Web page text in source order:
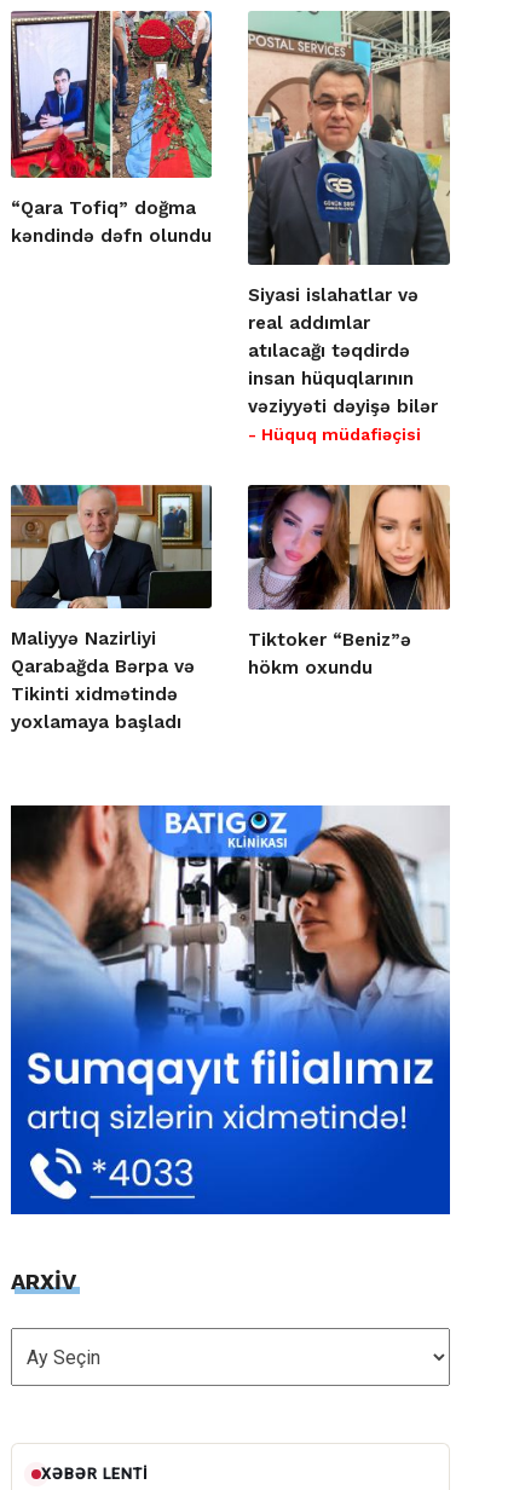
“Qara Tofiq” doğma
kəndində dəfn olundu
Siyasi islahatlar və
real addımlar
atılacağı təqdirdə
insan hüquqlarının
vəziyyəti dəyişə bilər
- Hüquq müdafiəçisi
Maliyyə Nazirliyi
Qarabağda Bərpa və
Tikinti xidmətində
yoxlamaya başladı
Tiktoker “Beniz”ə
hökm oxundu
ARXİV
ARXİV
XƏBƏR LENTI